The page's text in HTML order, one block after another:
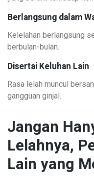
Berlangsung dalam
Kelelahan berlangsung
berbulan-bulan.
Disertai Keluhan Lain
Rasa lelah muncul
gangguan ginjal.
Jangan
Lelahnya,
Lain yang